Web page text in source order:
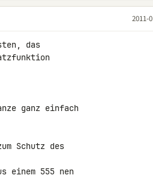
2011-
das
ganz einfach
Schutz des
einem 555 nen